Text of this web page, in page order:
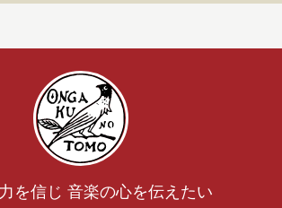
を信じ 音楽の心を伝えたい